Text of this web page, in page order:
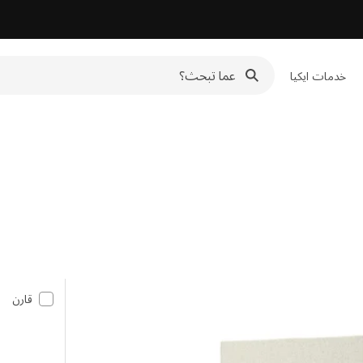
خدمات ايكيا
قارن